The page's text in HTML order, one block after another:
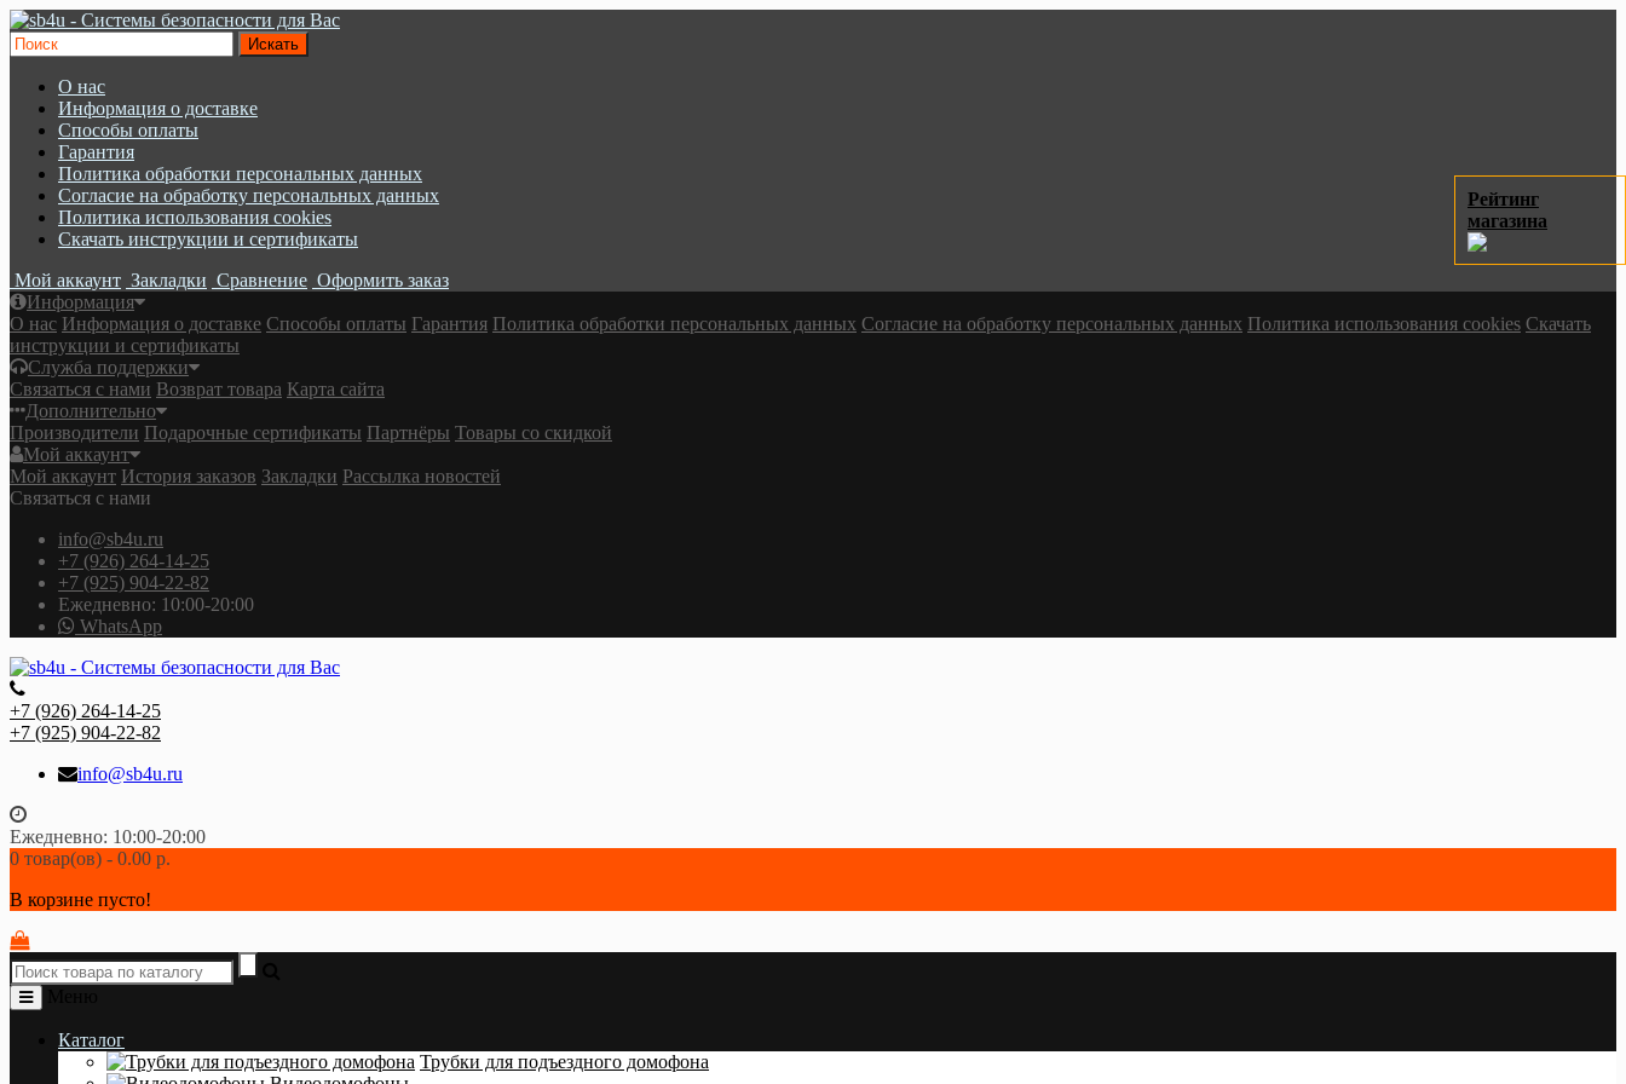
О нас
Информация о доставке
Cпособы оплаты
Гарантия
Политика обработки персональных данных
Согласие на обработку персональных данных
Политика использования cookies
Скачать инструкции и сертификаты
Мой аккаунт Закладки Сравнение Оформить заказ
Информация
О нас Информация о доставке Cпособы оплаты Гарантия Политика обработки персональных данных Согласие на обработку персональных данных Политика использования cookies Скачать
инструкции и сертификаты
Служба поддержки
Связаться с нами Возврат товара Карта сайта
Дополнительно
Производители Подарочные сертификаты Партнёры Товары со скидкой
Мой аккаунт
Мой аккаунт История заказов Закладки Рассылка новостей
Связаться с нами
info@sb4u.ru
+7 (926) 264-14-25
+7 (925) 904-22-82
Ежедневно: 10:00-20:00
WhatsApp
+7 (926) 264-14-25
+7 (925) 904-22-82
info@sb4u.ru
Ежедневно: 10:00-20:00
0 товар(ов) - 0.00 р.
В корзине пусто!
Каталог
Трубки для подъездного домофона
Рейтинг
магазина